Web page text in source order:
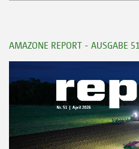
AMAZONE REPORT - AUSGABE 51